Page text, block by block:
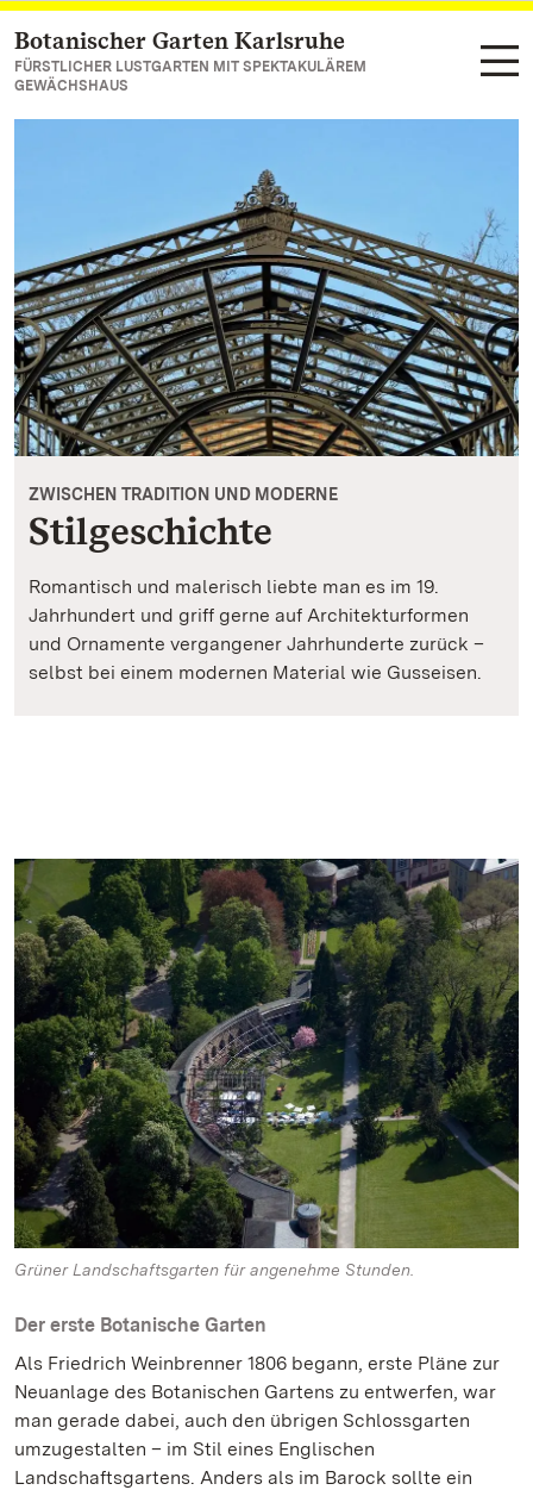
Zum Hauptinhalt springen
Botanischer Garten Karlsruhe
FÜRSTLICHER LUSTGARTEN MIT SPEKTAKULÄREM
GEWÄCHSHAUS
ZWISCHEN TRADITION UND MODERNE
Stilgeschichte
Romantisch und malerisch liebte man es im 19.
Jahrhundert und griff gerne auf Architekturformen
und Ornamente vergangener Jahrhunderte zurück –
selbst bei einem modernen Material wie Gusseisen.
Grüner Landschaftsgarten für angenehme Stunden.
Der erste Botanische Garten
Als Friedrich Weinbrenner 1806 begann, erste Pläne zur
Neuanlage des Botanischen Gartens zu entwerfen, war
man gerade dabei, auch den übrigen Schlossgarten
umzugestalten – im Stil eines Englischen
Landschaftsgartens. Anders als im Barock sollte ein